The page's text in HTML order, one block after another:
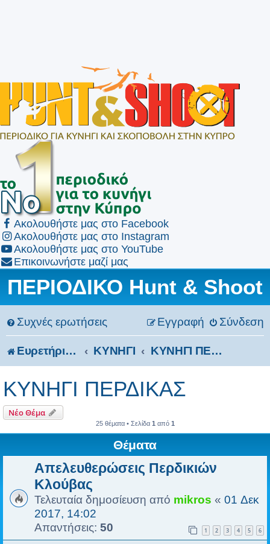
Ακολουθήστε μας στο Facebook
Ακολουθήστε μας στο Instagram
Ακολουθήστε μας στο YouTube
Επικοινωνήστε μαζί μας
ΠΕΡΙΟΔΙΚΟ Hunt & Shoot
Συχνές ερωτήσεις Σύνδεση
Εγγραφή
Ευρετήριο Δ. Συζήτησης ΚΥΝΗΓΙ ΚΥΝΗΓΙ ΠΕΡΔΙΚΑΣ
ΚΥΝΗΓΙ ΠΕΡΔΙΚΑΣ
Νέο Θέμα
25 θέματα • Σελίδα 1 από 1
Θέματα
Απελευθερώσεις Περδικιών
Κλούβας
Τελευταία δημοσίευση από mikros « 01 Δεκ
2017, 14:02
Απαντήσεις: 50 1 2 3 4 5 6